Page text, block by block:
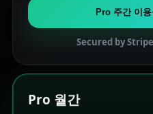
Pro 주간 이
Secured by
Pro 월간